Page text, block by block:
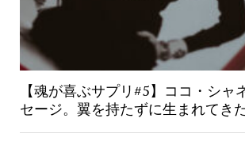
【魂が喜ぶサプリ#5】ココ・シャ
セージ。翼を持たずに生まれてき